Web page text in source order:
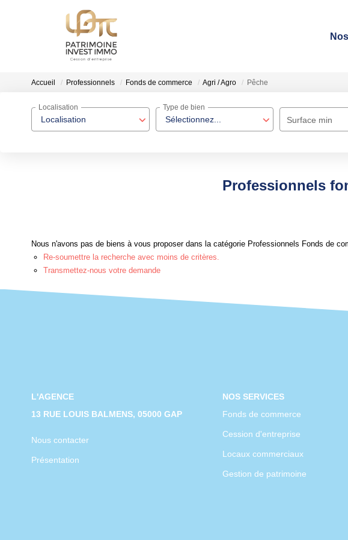
Accueil Professionnels Fonds de commerce Agri / Agro Pêche
Localisation
Localisation
Sélectionnez...
Type de bien
Surface min
Professionnels
Nous n'avons pas de biens à vous proposer dans la catégorie Professionnels Fonds de
Re-soumettre la recherche avec moins de critères.
Transmettez-nous votre demande
L'AGENCE
13 RUE LOUIS BALMENS, 05000 GAP
Nous contacter
Présentation
NOS SERVICES
Fonds de commerce
Cession d'entreprise
Locaux commerciaux
Gestion de patrimoine